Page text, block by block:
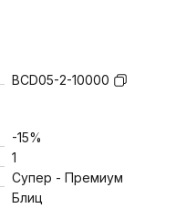
BCD05-2-10000
-15%
1
Супер - Премиум
Блиц